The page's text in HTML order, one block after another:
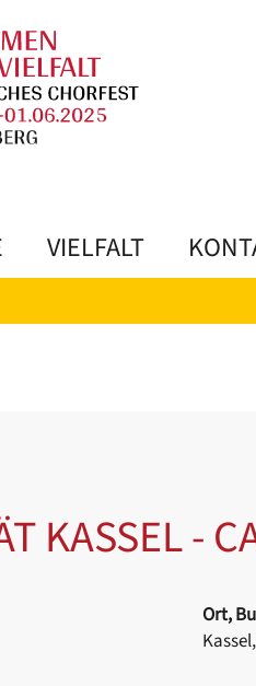
VIELFALT
KASSEL -
Ort,